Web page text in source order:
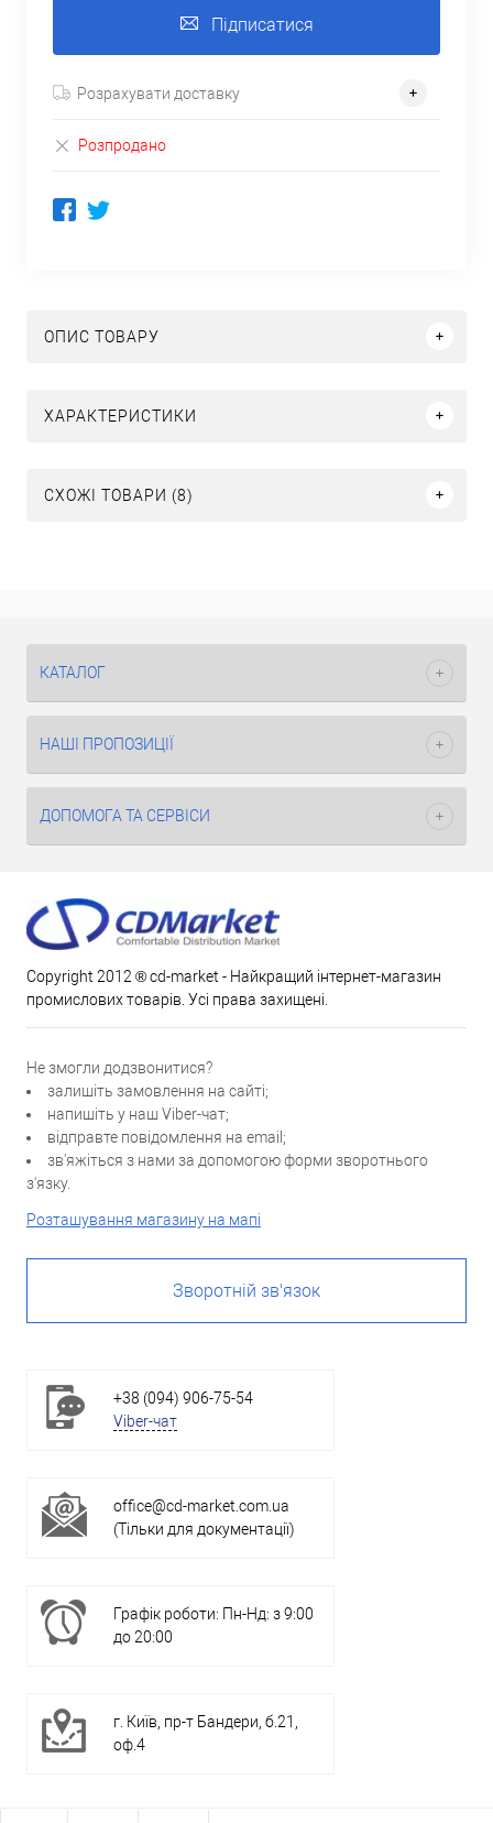
Підписатися
Розрахувати доставку
Розпродано
ОПИС ТОВАРУ
ХАРАКТЕРИСТИКИ
СХОЖІ ТОВАРИ (8)
КАТАЛОГ
НАШІ ПРОПОЗИЦІЇ
ДОПОМОГА ТА СЕРВІСИ
Copyright 2012 ® cd-market - Найкращий інтернет-магазин
промислових товарів. Усі права захищені.
Не змогли додзвонитися?
залишіть замовлення на сайті;
напишіть у наш Viber-чат;
відправте повідомлення на email;
зв'яжіться з нами за допомогою форми зворотнього
з'язку.
Розташування магазину на мапі
Зворотній зв'язок
+38 (094) 906-75-54
Viber-чат
office@cd-market.com.ua
(Тільки для документації)
Графік роботи: Пн-Нд: з 9:00
до 20:00
г. Київ, пр-т Бандери, б.21,
оф.4